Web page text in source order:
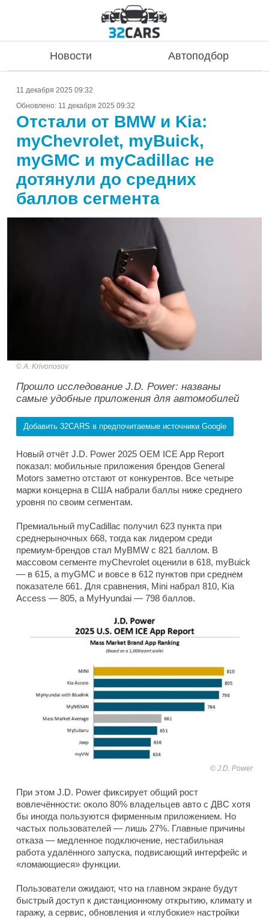
Новости Автоподбор
11 декабря 2025 09:32
Обновлено: 11 декабря 2025 09:32
Отстали от BMW и Kia:
myChevrolet, myBuick,
myGMC и myCadillac не
дотянули до средних
баллов сегмента
A. Krivonosov
Прошло исследование J.D. Power: названы
самые удобные приложения для автомобилей
Добавить 32CARS в предпочитаемые источники Google
Новый отчёт J.D. Power 2025 OEM ICE App Report
показал: мобильные приложения брендов General
Motors заметно отстают от конкурентов. Все четыре
марки концерна в США набрали баллы ниже среднего
уровня по своим сегментам.
Премиальный myCadillac получил 623 пункта при
среднерыночных 668, тогда как лидером среди
премиум-брендов стал MyBMW с 821 баллом. В
массовом сегменте myChevrolet оценили в 618, myBuick
— в 615, а myGMC и вовсе в 612 пунктов при среднем
показателе 661. Для сравнения, Mini набрал 810, Kia
Access — 805, а MyHyundai — 798 баллов.
J.D. Power
При этом J.D. Power фиксирует общий рост
вовлечённости: около 80% владельцев авто с ДВС хотя
бы иногда пользуются фирменным приложением. Но
частых пользователей — лишь 27%. Главные причины
отказа — медленное подключение, нестабильная
работа удалённого запуска, подвисающий интерфейс и
«ломающиеся» функции.
Пользователи ожидают, что на главном экране будут
быстрый доступ к дистанционному открытию, климату и
гаражу, а сервис, обновления и «глубокие» настройки